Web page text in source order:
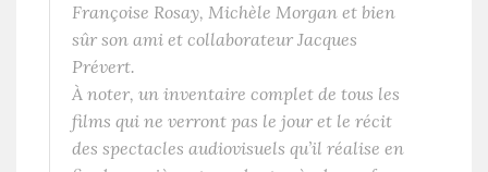
Françoise Rosay, Michèle Morgan et bien
sûr son ami et collaborateur Jacques
Prévert.
À noter, un inventaire complet de tous les
films qui ne verront pas le jour et le récit
des spectacles audiovisuels qu’il réalise en